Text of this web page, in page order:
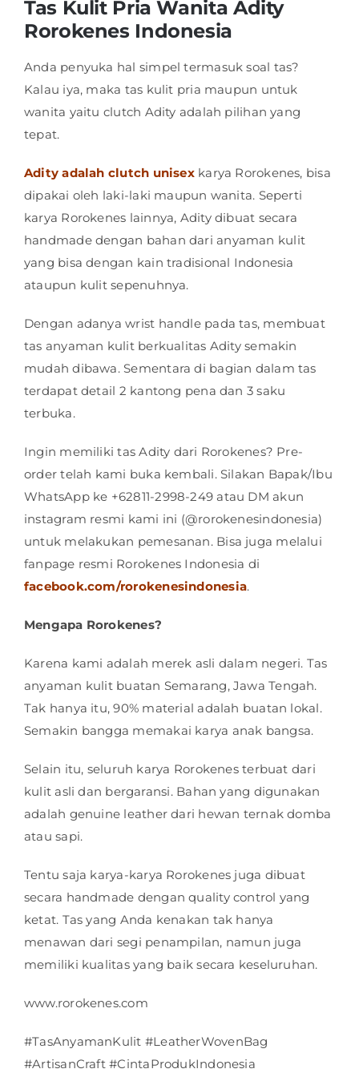
Shop
FAQ
Tas Kulit Pria Wanita Adity
Rorokenes Indonesia
Anda penyuka hal simpel termasuk soal tas?
Kalau iya, maka tas kulit pria maupun untuk
wanita yaitu clutch Adity adalah pilihan yang
tepat.
Adity adalah clutch unisexkarya Rorokenes, bisa
dipakai oleh laki-laki maupun wanita. Seperti
karya Rorokenes lainnya, Adity dibuat secara
handmade dengan bahan dari anyaman kulit
yang bisa dengan kain tradisional Indonesia
ataupun kulit sepenuhnya.
Dengan adanya wrist handle pada tas, membuat
tas anyaman kulit berkualitas Adity semakin
mudah dibawa. Sementara di bagian dalam tas
terdapat detail 2 kantong pena dan 3 saku
terbuka.
Ingin memiliki tas Adity dari Rorokenes? Pre-
order telah kami buka kembali. Silakan Bapak/Ibu
WhatsApp ke +62811-2998-249 atau DM akun
instagram resmi kami ini (@rorokenesindonesia)
untuk melakukan pemesanan. Bisa juga melalui
fanpage resmi Rorokenes Indonesia di
facebook.com/rorokenesindonesia.
Mengapa Rorokenes?
Karena kami adalah merek asli dalam negeri. Tas
anyaman kulit buatan Semarang, Jawa Tengah.
Tak hanya itu, 90% material adalah buatan lokal.
Semakin bangga memakai karya anak bangsa.
Selain itu, seluruh karya Rorokenes terbuat dari
kulit asli dan bergaransi. Bahan yang digunakan
adalah genuine leather dari hewan ternak domba
atau sapi.
Tentu saja karya-karya Rorokenes juga dibuat
secara handmade dengan quality control yang
ketat. Tas yang Anda kenakan tak hanya
menawan dari segi penampilan, namun juga
memiliki kualitas yang baik secara keseluruhan.
www.rorokenes.com
#TasAnyamanKulit #LeatherWovenBag
#ArtisanCraft #CintaProdukIndonesia